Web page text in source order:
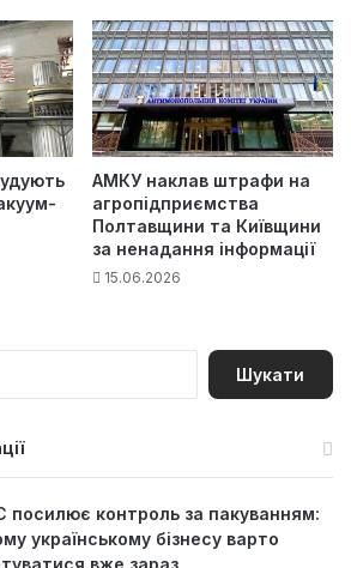
АМКУ наклав штрафи на
агропідприємства
Полтавщини та Київщини
за ненадання інформації
15.06.2026
П
посилює контроль за пакуванням:
українському бізнесу варто
вже зараз